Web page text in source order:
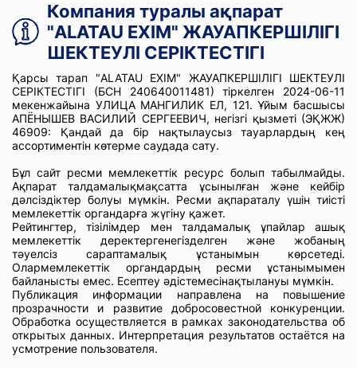
Компания туралы ақпарат
"ALATAU EXIM" ЖАУАПКЕРШІЛІГІ
ШЕКТЕУЛІ СЕРІКТЕСТІГІ
Қарсы тарап "ALATAU EXIM" ЖАУАПКЕРШІЛІГІ ШЕКТЕУЛІ
СЕРІКТЕСТІГІ (БСН 240640011481) тіркелген 2024-06-11
мекенжайына УЛИЦА МАНГИЛИК ЕЛ, 121. Ұйым басшысы
АПЁНЫШЕВ ВАСИЛИЙ СЕРГЕЕВИЧ, негізгі қызметі (ЭҚЖЖ)
46909: Қандай да бір нақтылаусыз тауарлардың кең
ассортиментін көтерме саудада сату.
Бұл сайт ресми мемлекеттік ресурс болып табылмайды.
Ақпарат талдамалықмақсатта ұсынылған және кейбір
дәлсіздіктер болуы мүмкін. Ресми ақпараталу үшін тиісті
мемлекеттік органдарға жүгіну қажет.
Рейтингтер, тізілімдер мен талдамалық ұпайлар ашық
мемлекеттік деректергенегізделген және жобаның
тәуелсіз сараптамалық ұстанымын көрсетеді.
Олармемлекеттік органдардың ресми ұстанымымен
байланысты емес. Есептеу әдістемесінақтылануы мүмкін.
Публикация информации направлена на повышение
прозрачности и развитие добросовестной конкуренции.
Обработка осуществляется в рамках законодательства об
открытых данных. Интерпретация результатов остаётся на
усмотрение пользователя.